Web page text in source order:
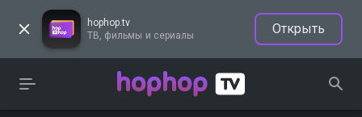
hophop.tv
ТВ, фильмы и сериалы
Открыть